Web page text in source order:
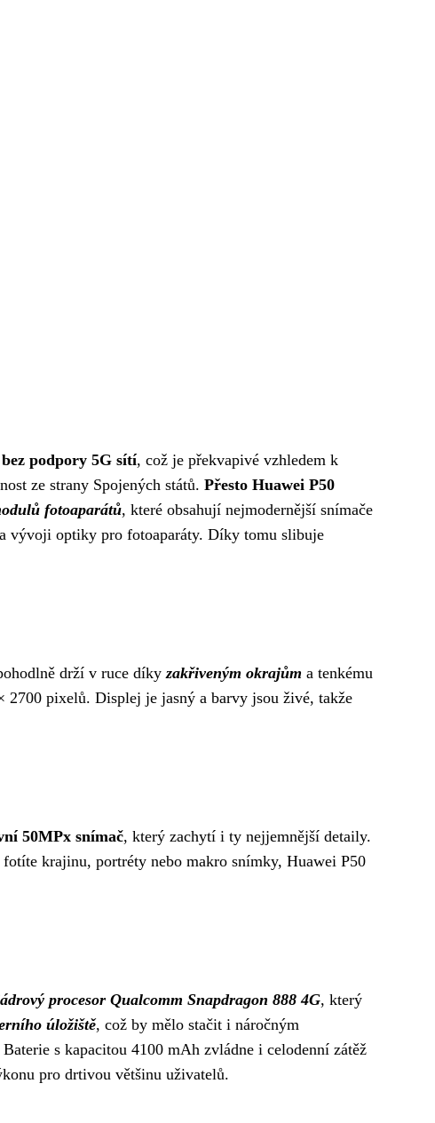
podpory 5G sítí, což je překvapivé vzhledem k
ze strany Spojených států. Přesto Huawei P50
fotoaparátů, které obsahují nejmodernější snímače
vývoji optiky pro fotoaparáty. Díky tomu slibuje
drží v ruce díky zakřiveným okrajům a tenkému
2700 pixelů. Displej je jasný a barvy jsou živé, takže
50MPx snímač, který zachytí i ty nejjemnější detaily.
krajinu, portréty nebo makro snímky, Huawei P50
procesor Qualcomm Snapdragon 888 4G, který
úložiště, což by mělo stačit i náročným
s kapacitou 4100 mAh zvládne i celodenní zátěž
pro drtivou většinu uživatelů.